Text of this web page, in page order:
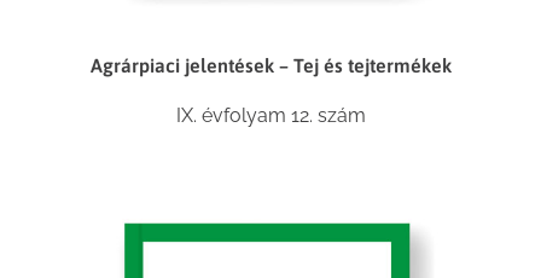
Agrárpiaci jelentések – Tej és tejtermékek
IX. évfolyam 12. szám